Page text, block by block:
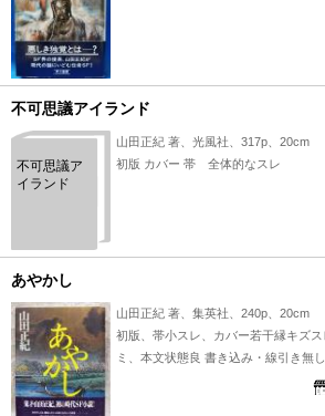
不可思議アイランド
不可思議ア
イランド
山田正紀 著、光風社、317p、20cm
初版 カバー 帯 全体的なスレ
あやかし
山田正紀 著、集英社、240p、20cm
初版、帯小スレ、カバー若干縁キズ
ミ、本文状態良 書き込み・線引き無し